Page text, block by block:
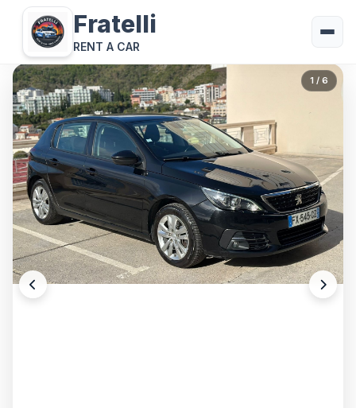
Fratelli
RENT A CAR
1 / 6